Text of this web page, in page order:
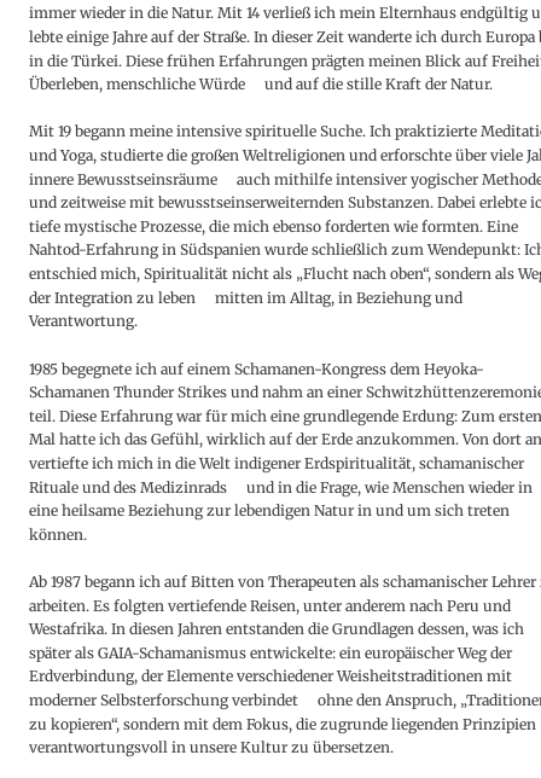
immer wieder in die Natur. Mit 14 verließ ich mein Elternhaus endgültig
lebte einige Jahre auf der Straße. In dieser Zeit wanderte ich durch
in die Türkei. Diese frühen Erfahrungen prägten meinen Blick auf
Überleben, menschliche Würde – und auf die stille Kraft der Natur.
Mit 19 begann meine intensive spirituelle Suche. Ich praktizierte
und Yoga, studierte die großen Weltreligionen und erforschte über viele
innere Bewusstseinsräume – auch mithilfe intensiver yogischer
und zeitweise mit bewusstseinserweiternden Substanzen. Dabei erlebte
tiefe mystische Prozesse, die mich ebenso forderten wie formten. Eine
Nahtod-Erfahrung in Südspanien wurde schließlich zum Wendepunkt:
entschied mich, Spiritualität nicht als „Flucht nach oben“, sondern als
der Integration zu leben – mitten im Alltag, in Beziehung und
Verantwortung.
1985 begegnete ich auf einem Schamanen-Kongress dem Heyoka-
Schamanen Thunder Strikes und nahm an einer
teil. Diese Erfahrung war für mich eine grundlegende Erdung: Zum
Mal hatte ich das Gefühl, wirklich auf der Erde anzukommen. Von dort
vertiefte ich mich in die Welt indigener Erdspiritualität, schamanischer
Rituale und des Medizinrads – und in die Frage, wie Menschen wieder in
eine heilsame Beziehung zur lebendigen Natur in und um sich treten
können.
Ab 1987 begann ich auf Bitten von Therapeuten als schamanischer
arbeiten. Es folgten vertiefende Reisen, unter anderem nach Peru und
Westafrika. In diesen Jahren entstanden die Grundlagen dessen, was ich
später als GAIA-Schamanismus entwickelte: ein europäischer Weg der
Erdverbindung, der Elemente verschiedener Weisheitstraditionen mit
moderner Selbsterforschung verbindet – ohne den Anspruch,
zu kopieren“, sondern mit dem Fokus, die zugrunde liegenden Prinzipien
verantwortungsvoll in unsere Kultur zu übersetzen.